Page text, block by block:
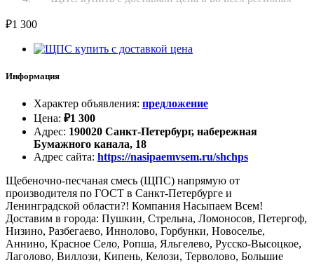
₽1 300
Информация
Характер объявления: предложение
Цена: ₽1 300
Адрес: 190020 Санкт-Петербург, набережная
Бумажного канала, 18
Адрес сайта: https://nasipaemvsem.ru/shchps
Щебеночно-песчаная смесь (ЩПС) напрямую от
производителя по ГОСТ в Санкт-Петербурге и
Ленинградской области?! Компания Насыпаем Всем!
Доставим в города: Пушкин, Стрельна, Ломоносов, Петергоф,
Низино, Разбегаево, Иннолово, Горбунки, Новоселье,
Аннино, Красное Село, Ропша, Яльгелево, Русско-Высоцкое,
Лаголово, Виллози, Кипень, Келози, Терволово, Большие